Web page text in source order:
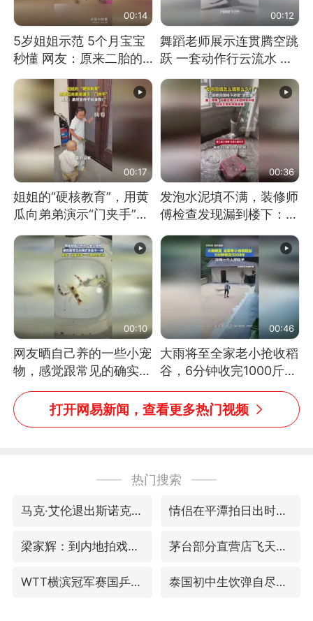
00:14
5岁姐姐示范 5个月宝宝
秒懂 网友：原来二胎的
快乐长这样
00:12
舞蹈老师展示连贯腾空跳
跃 一套动作行云流水 节
奏感拉满 网友：怎么做
到又舞又武的？
00:17
姐姐的“硬核教育”，用黄
瓜向弟弟演示“门夹手”，
网友：果然言传不如身
教！
00:36
发泡水泥填不满，装修师
傅检查发现漏到楼下：出
风口未延伸到外墙
00:10
网友晒自己养的一些小宠
物，感觉跟常见的确实有
些不一样
00:46
大雨将至全家老小抢收稻
谷，6分钟收完1000斤，
没有一个人掉链子
打开网易新闻，查看更多热门视频
热门搜索
马克·艾伦退出斯诺克中国公开赛 情侣在平潭拍日出时坠崖致一死一伤
梁家辉：到内地拍戏不是北上是回归 茅台部分直营店飞天茅台提价
WTT横滨冠军赛国乒女单三将晋级四强 泰国初中生饮弹自尽前开了26枪